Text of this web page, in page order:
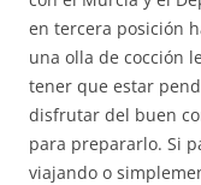
en tercera posición
una olla de cocción
tener que estar
disfrutar del buen
para prepararlo. Si
viajando o